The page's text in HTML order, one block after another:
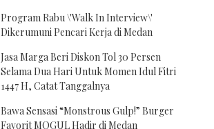
Program Rabu \'Walk In Interview\'
Dikerumuni Pencari Kerja di Medan
Jasa Marga Beri Diskon Tol 30 Persen
Selama Dua Hari Untuk Momen Idul Fitri
1447 H, Catat Tanggalnya
Bawa Sensasi “Monstrous Gulp!” Burger
Favorit MOGUL Hadir di Medan